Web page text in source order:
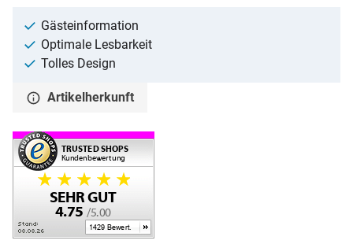
Gästeinformation
Optimale Lesbarkeit
Tolles Design
Artikelherkunft